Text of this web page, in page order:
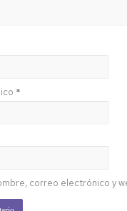
*
correo electrónico y